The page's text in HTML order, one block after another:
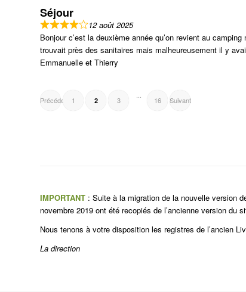
Séjour
12 août 2025
Bonjour c’est la deuxième année qu’on revient au
trouvait près des sanitaires mais malheureusement il y
Emmanuelle et Thierry
NAVIGATION
Précédent 1
2
3 16 Suivant
IMPORTANT : Suite à la migration de la nouvelle version
novembre 2019 ont été recopiés de l’ancienne version du
Nous tenons à votre disposition les registres de l’ancien
La direction